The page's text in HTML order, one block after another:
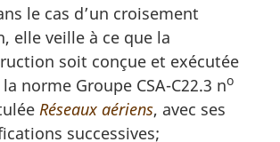
le cas d’un croisement
elle veille à ce que la
soit conçue et exécutée
norme Groupe CSA-C22.3 no
Réseaux aériens, avec ses
successives;